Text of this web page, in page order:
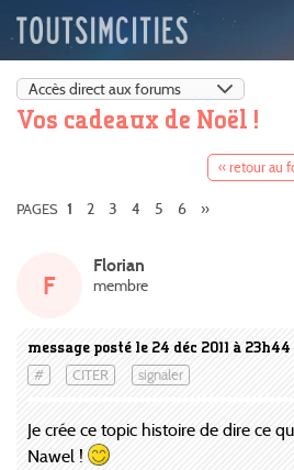
Vos cadeaux de Noël !
« retour au
PAGES 1 2 3 4 5 6 »
message posté le 24 déc 2011 à 23h44
# CITER signaler
F
Florian
membre
Je crée ce topic histoire de dire ce
Nawel !